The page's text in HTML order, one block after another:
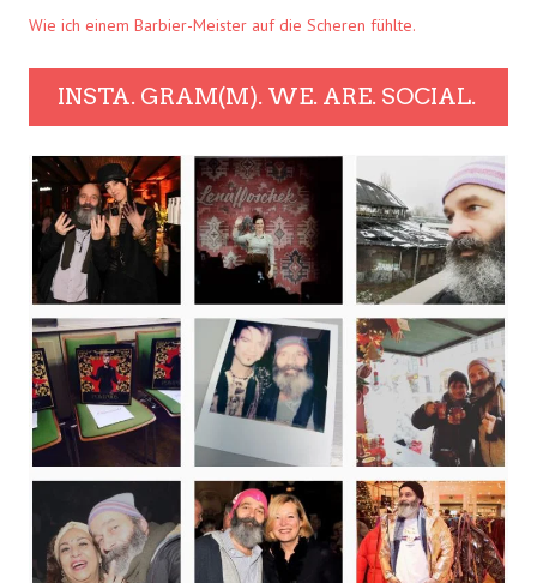
Wie ich einem Barbier-Meister auf die Scheren fühlte.
INSTA. GRAM(M). WE. ARE. SOCIAL.